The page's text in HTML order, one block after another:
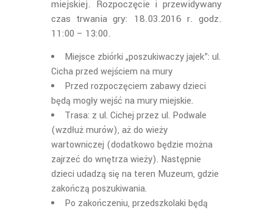
miejskiej. Rozpoczęcie i przewidywany
czas trwania gry: 18.03.2016 r. godz.
11:00 – 13:00.
Miejsce zbiórki „poszukiwaczy jajek”: ul.
Cicha przed wejściem na mury
Przed rozpoczęciem zabawy dzieci
będą mogły wejść na mury miejskie.
Trasa: z ul. Cichej przez ul. Podwale
(wzdłuż murów), aż do wieży
wartowniczej (dodatkowo będzie można
zajrzeć do wnętrza wieży). Następnie
dzieci udadzą się na teren Muzeum, gdzie
zakończą poszukiwania.
Po zakończeniu, przedszkolaki będą